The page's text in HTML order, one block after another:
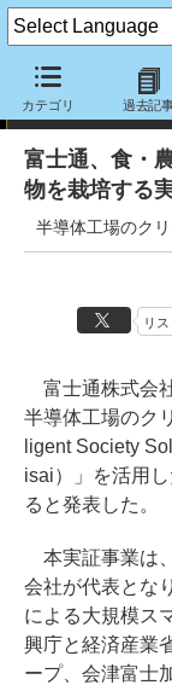
カテゴリ 過去記
ニュース
富士通、食・
物を栽培する
半導体工場のク
リス
富士通株式会
半導体工場のク
ligent Society
isai）」を活用
ると発表した。
本実証事業は
会社が代表とな
による大規模ス
興庁と経済産業
ープ、会津富士